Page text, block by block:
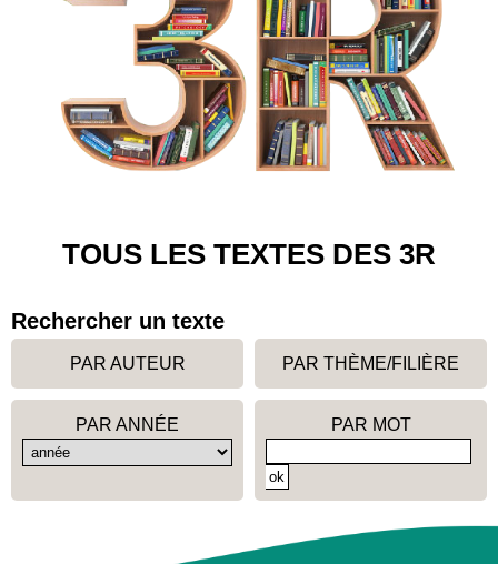
TOUS LES TEXTES DES 3R
Rechercher un texte
PAR AUTEUR PAR THÈME/FILIÈRE
PAR ANNÉE PAR MOT